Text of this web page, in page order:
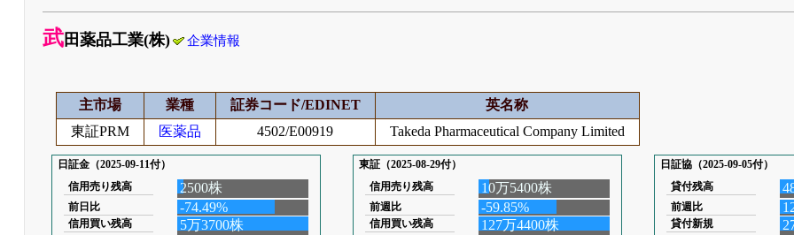
武田薬品工業(株) 企業情報
主市場 業種 証券コード/EDINET
英名称
東証PRM
医薬品 4502/E00919 Takeda Pharmaceutical Company Limited
日証金（2025-09-11付）
信用売り残高
2500株
前日比 -74.49%
信用買い残高 5万3700株
東証（2025-08-29付）
信用売り残高
10万5400株
前週比 -59.85%
信用買い残高 127万4400株
日証協（2025-09-05付）
貸付残高
前週比
貸付新規